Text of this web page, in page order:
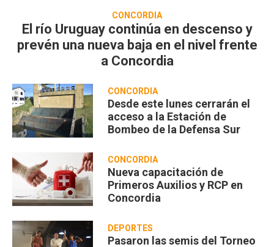
CONCORDIA
El río Uruguay continúa en descenso y
prevén una nueva baja en el nivel frente
a Concordia
CONCORDIA
Desde este lunes cerrarán el
acceso a la Estación de
Bombeo de la Defensa Sur
CONCORDIA
Nueva capacitación de
Primeros Auxilios y RCP en
Concordia
DEPORTES
Pasaron las semis del Torneo